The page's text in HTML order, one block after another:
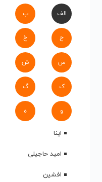
الف ب
ح خ
س ش
ک گ
و ه
اینا
امید حاجیلی
افشین